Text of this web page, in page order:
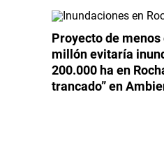
Proyecto de menos
millón evitaría
200.000 ha en
trancado” en